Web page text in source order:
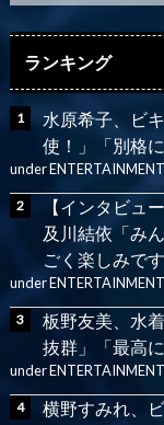
ランキング
水原希子、ビ
使！」「別格に
underENTERTAINMENT
【インタビュ
及川結依「み
ごく楽しみで
underENTERTAINMENT
板野友美、水
抜群」「最高
underENTERTAINMENT
横野すみれ、